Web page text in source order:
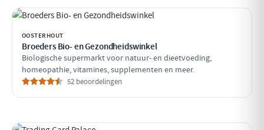
OOSTERHOUT
Broeders Bio- en Gezondheidswinkel
Biologische supermarkt voor natuur- en dieetvoeding,
homeopathie, vitamines, supplementen en meer.
52 beoordelingen